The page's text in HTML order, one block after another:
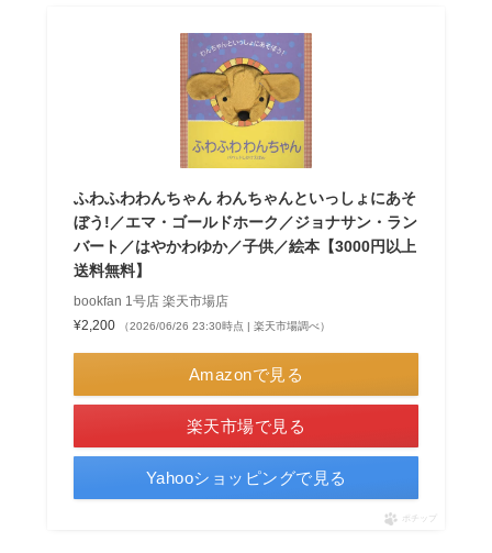
ふわふわわんちゃん わんちゃんといっしょにあそ
ぼう!／エマ・ゴールドホーク／ジョナサン・ラン
バート／はやかわゆか／子供／絵本【3000円以上
送料無料】
bookfan 1号店 楽天市場店
¥2,200
（2026/06/26 23:30時点 | 楽天市場調べ）
Amazonで見る
楽天市場で見る
Yahooショッピングで見る
ポチップ